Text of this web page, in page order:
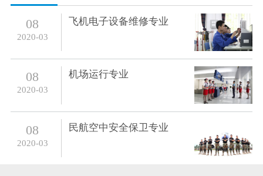
08
2020-03
飞机电子设备维修专业
08
2020-03
机场运行专业
08
2020-03
民航空中安全保卫专业